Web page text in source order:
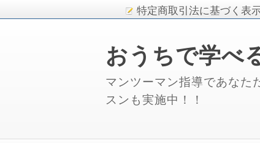
特定商取引法に基づく表
おうちで学べ
マンツーマン指導であなた
スンも実施中！！